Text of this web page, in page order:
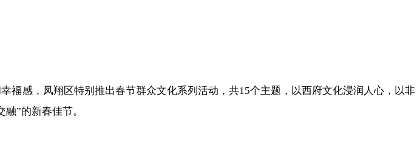
福感，凤翔区特别推出春节群众文化系列活动，共15个主题，以西府文化浸润人心，以非
”的新春佳节。